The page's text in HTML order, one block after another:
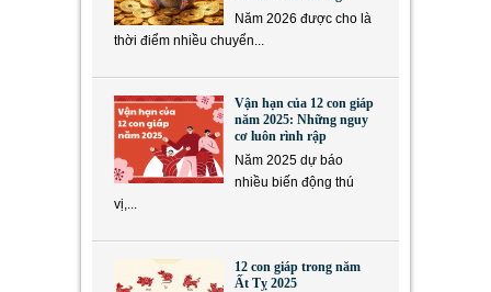
Năm 2026 được cho là
thời điểm nhiều chuyển...
Vận hạn của 12 con giáp
năm 2025: Những nguy
cơ luôn rình rập
Năm 2025 dự báo
nhiều biến động thú
vị,...
12 con giáp trong năm
Ất Tỵ 2025